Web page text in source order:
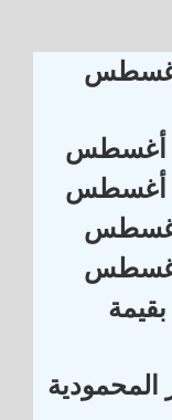
اللحوم اليوم الجمعة 7 أغسطس